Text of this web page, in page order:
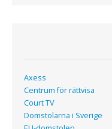
Axess
Centrum för rättvisa
Court TV
Domstolarna i Sverige